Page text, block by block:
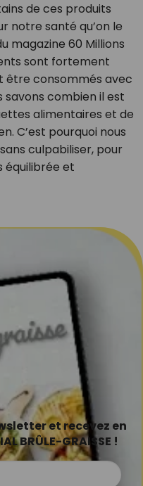
de ces produits
notre santé qu’on le
magazine 60 Millions
sont fortement
consommés avec
savons combien il est
alimentaires et de
C’est pourquoi nous
culpabiliser, pour
équilibrée et
et recevez en
BRÛLE-GRAISSE !